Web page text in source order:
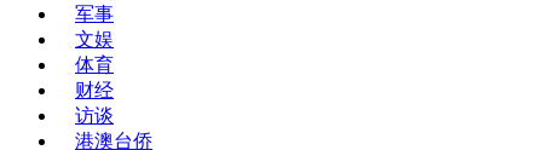
军事
文娱
体育
财经
访谈
港澳台侨